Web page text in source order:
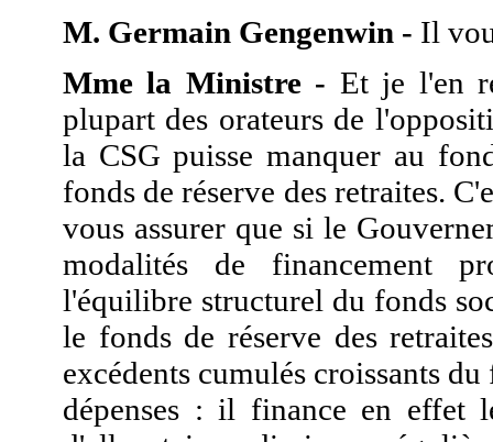
M. Germain Gengenwin - Il
Mme la Ministre - Et je l'en
plupart des orateurs de
la CSG puisse manquer au
fonds de réserve des retraites.
vous assurer que si le
modalités de financement
l'équilibre structurel du fonds
le fonds de réserve des
excédents cumulés croissants
dépenses : il finance en effet